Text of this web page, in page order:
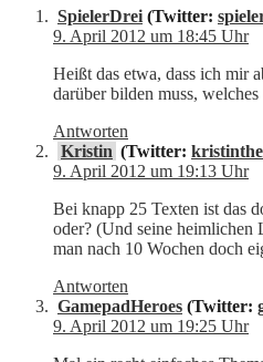
SpielerDrei (Twitter:
9. April 2012 um 18:45 Uhr
Heißt das etwa, dass ich mir
darüber bilden muss,
Antworten
Kristin (Twitter:
9. April 2012 um 19:13 Uhr
Bei knapp 25 Texten ist das
oder? (Und seine heimlichen
man nach 10 Wochen doch
Antworten
GamepadHeroes (Twitter:
9. April 2012 um 19:25 Uhr